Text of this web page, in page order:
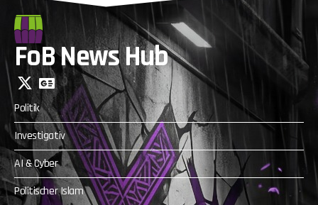
FoB News Hub
Politik
Investigativ
AI & Cyber
Politischer Islam